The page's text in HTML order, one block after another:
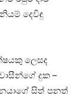
දෙවිඳු
ලෙසද
දුක –
සිත් පනත්